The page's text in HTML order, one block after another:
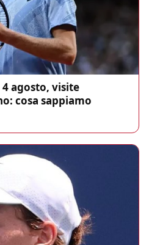
agosto, visite
cosa sappiamo